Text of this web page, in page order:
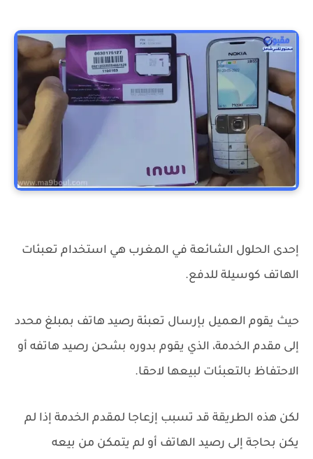
إحدى الحلول الشائعة في المغرب هي استخدام تعبئات
الهاتف كوسيلة للدفع.
حيث يقوم العميل بإرسال تعبئة رصيد هاتف بمبلغ محدد
إلى مقدم الخدمة، الذي يقوم بدوره بشحن رصيد هاتفه أو
الاحتفاظ بالتعبئات لبيعها لاحقا.
لكن هذه الطريقة قد تسبب إزعاجا لمقدم الخدمة إذا لم
يكن بحاجة إلى رصيد الهاتف أو لم يتمكن من بيعه